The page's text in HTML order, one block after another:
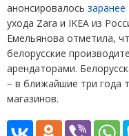
анонсировалось заранее
ухода Zara и IKEA из
Емельянова отметила,
белорусские
арендаторами.
− в ближайшие три года
магазинов.